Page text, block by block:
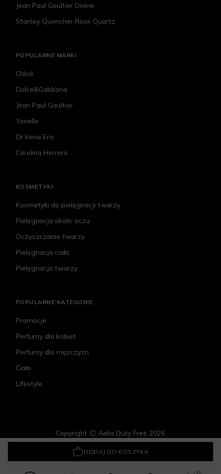
DODAJ DO KOSZYKA
Neboa Curly Madeleine Hair Mask dociążenie i odżywienie
Jean Paul Gaultier Divine
Stanley Quencher Rose Quartz
POPULARNE MARKI
Chloé
Dolce&Gabbana
Jean Paul Gaultier
Yonelle
Dr Irena Eris
Carolina Herrera
KOSMETYKI
Kosmetyki do pielęgnacji twarzy
Pielęgnacja okolic oczu
Oczyszczanie twarzy
Pielęgnacja ciała
Pielęgnacja twarzy
POPULARNE KATEGORIE
Promocje
Perfumy dla kobiet
Perfumy dla mężczyzn
Ciało
Lifestyle
Copyright Ⓒ Aelia Duty Free 2026